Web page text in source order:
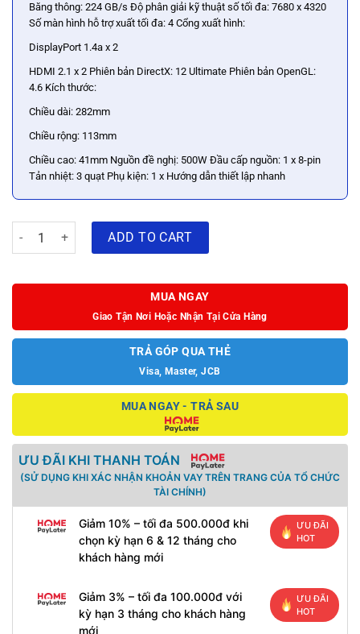
Băng thông: 224 GB/s Độ phân giải kỹ thuật số tối đa: 7680 x 4320
Số màn hình hỗ trợ xuất tối đa: 4 Cổng xuất hình:
DisplayPort 1.4a x 2
HDMI 2.1 x 2 Phiên bản DirectX: 12 Ultimate Phiên bản OpenGL:
4.6 Kích thước:
Chiều dài: 282mm
Chiều rộng: 113mm
Chiều cao: 41mm Nguồn đề nghị: 500W Đầu cấp nguồn: 1 x 8-pin
Tản nhiệt: 3 quạt Phụ kiện: 1 x Hướng dẫn thiết lập nhanh
Card đồ hoạ Gigabyte Radeon RX 6600 Eagle 8GB GDDR6 quantity
ADD TO CART
MUA NGAY
Giao Tận Nơi Hoặc Nhận Tại Cửa Hàng
TRẢ GÓP QUA THẺ
Visa, Master, JCB
MUA NGAY - TRẢ SAU
ƯU ĐÃI KHI THANH TOÁN
(SỬ DỤNG KHI XÁC NHẬN KHOẢN VAY TRÊN TRANG CỦA TỔ CHỨC
TÀI CHÍNH)
Giảm 10% – tối đa 500.000đ khi
chọn kỳ hạn 6 & 12 tháng cho
khách hàng mới
ƯU ĐÃI
HOT
Giảm 3% – tối đa 100.000đ với
kỳ hạn 3 tháng cho khách hàng
mới
ƯU ĐÃI
HOT